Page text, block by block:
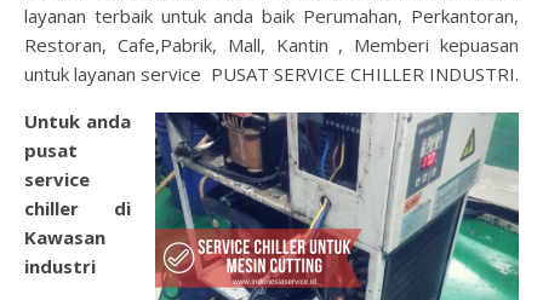
layanan terbaik untuk anda baik Perumahan, Perkantoran,
Restoran, Cafe,Pabrik, Mall, Kantin , Memberi kepuasan
untuk layanan service PUSAT SERVICE CHILLER INDUSTRI.
Untuk anda
pusat
service
chiller di
Kawasan
industri